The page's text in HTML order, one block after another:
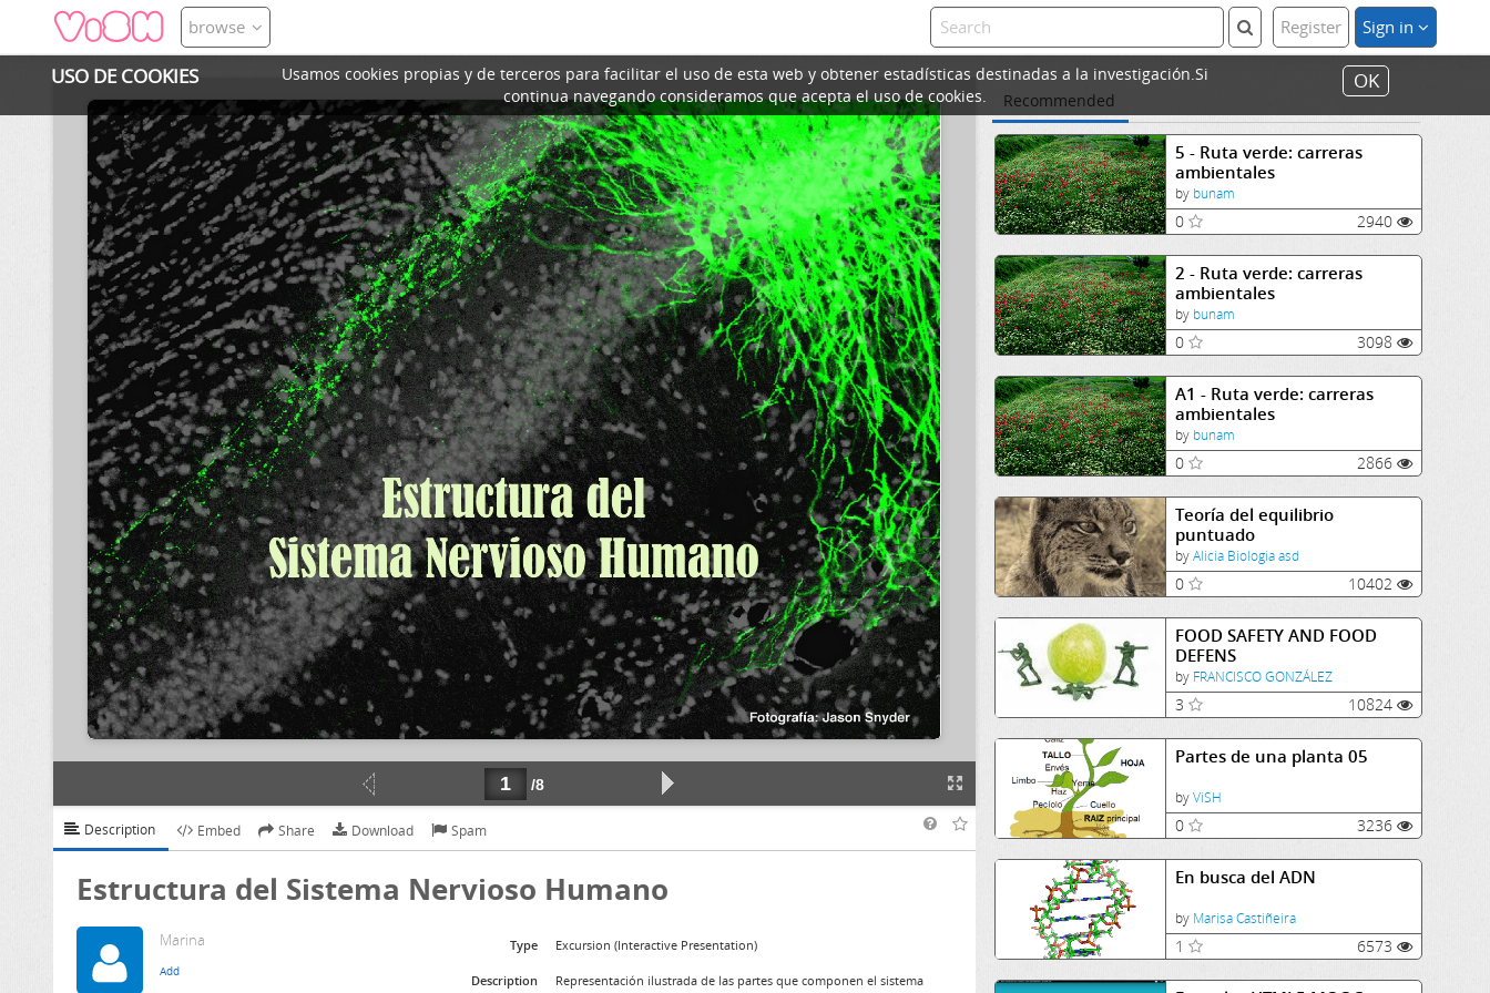
USO DE COOKIES
Usamos cookies propias y de terceros para facilitar el uso de esta web y obtener estadísticas destinadas a la investigación.Si
continua navegando consideramos que acepta el uso de cookies.
OK
browse Register Sign in
Recommended
5 - Ruta verde: carreras
ambientales
by bunam
0 2940
2 - Ruta verde: carreras
ambientales
by bunam
0 3098
A1 - Ruta verde: carreras
ambientales
by bunam
0 2866
Teoría del equilibrio
puntuado
byAlicia Biologia asd
0 10402
FOOD SAFETY AND FOOD
DEFENS
by FRANCISCO GONZÁLEZ
3 10824
Partes de una planta 05
byViSH
0 3236
En busca del ADN
by Marisa Castiñeira
1 6573
Description Embed Share Download Spam
Estructura del Sistema Nervioso Humano
Marina Type Excursion (Interactive Presentation)
Description
Representación ilustrada de las partes que componen el sistema